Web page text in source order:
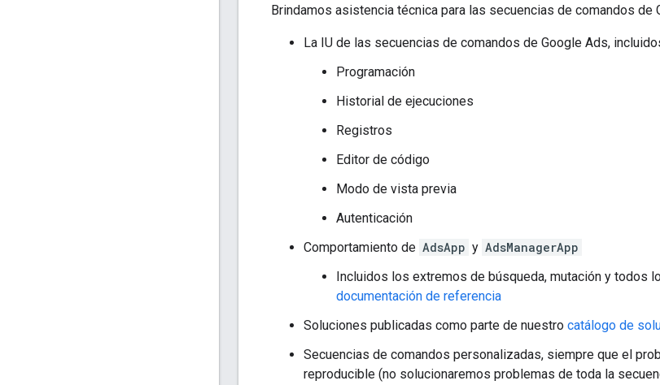
Brindamos asistencia técnica para las secuencias de comandos de
La IU de las secuencias de comandos de Google Ads,
Programación
Historial de ejecuciones
Registros
Editor de código
Modo de vista previa
Autenticación
Comportamiento de AdsApp y AdsManagerApp
Incluidos los extremos de búsqueda, mutación y todos
documentación de referencia
Soluciones publicadas como parte de nuestro catálogo de
Secuencias de comandos personalizadas, siempre que el
reproducible (no solucionaremos problemas de toda la